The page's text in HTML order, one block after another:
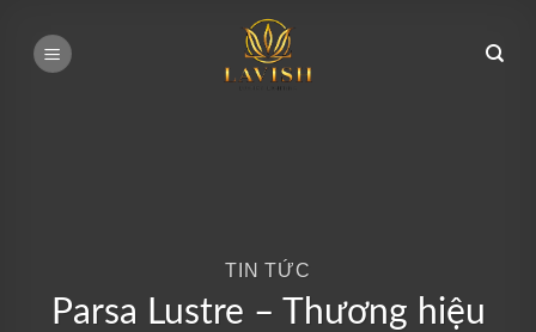
TIN TỨC
Parsa Lustre – Thương hiệu